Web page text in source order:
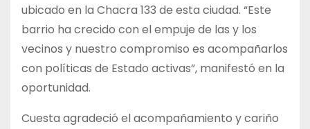
ubicado en la Chacra 133 de esta ciudad. “Este
barrio ha crecido con el empuje de las y los
vecinos y nuestro compromiso es acompañarlos
con políticas de Estado activas”, manifestó en la
oportunidad.
Cuesta agradeció el acompañamiento y cariño